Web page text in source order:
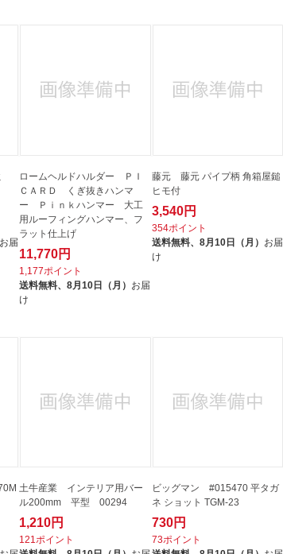
お届
ロームヘルドハルダー ＰＩ
ＣＡＲＤ くぎ抜きハンマ
ー Ｐｉｎｋハンマー 大工
用ルーフィングハンマー、フ
ラット仕上げ
11,770円
1,177ポイント
送料無料、8月10日（月） お届
け
藤元 藤元 パイプ柄 角箱屋鎚
ヒモ付
3,540円
354ポイント
送料無料、 8月10日（月） お届
け
土牛産業 インテリア用バー
ル200mm 平型 00294
1,210円
121ポイント
ビッグマン #015470 平タガ
ネ ショット TGM-23
730円
73ポイント